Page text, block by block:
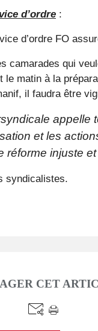
d’ordre :
d’ordre FO
camarades qui
le matin à la
il faudra être
appelle
et les
réforme injuste
syndicalistes.
CET